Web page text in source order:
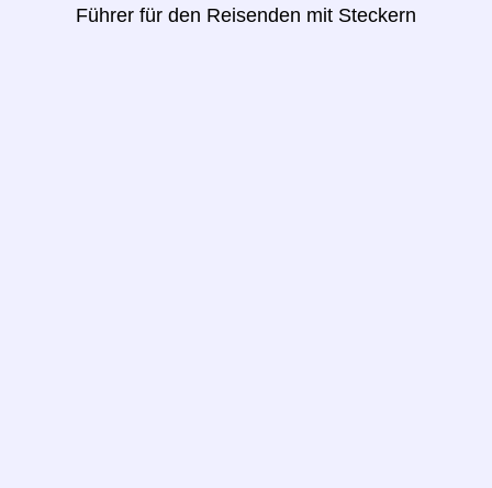
Führer für den Reisenden mit Steckern